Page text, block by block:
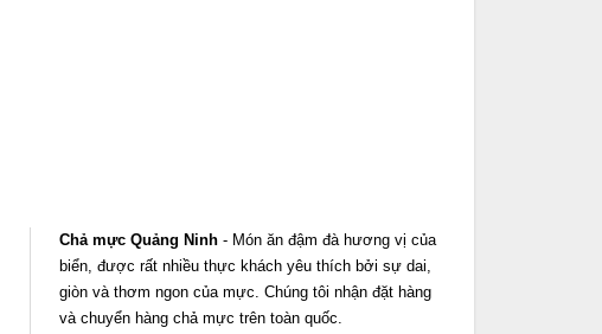
Chả mực Quảng Ninh - Món ăn đậm đà hương vị của
biển, được rất nhiều thực khách yêu thích bởi sự dai,
giòn và thơm ngon của mực. Chúng tôi nhận đặt hàng
và chuyển hàng chả mực trên toàn quốc.